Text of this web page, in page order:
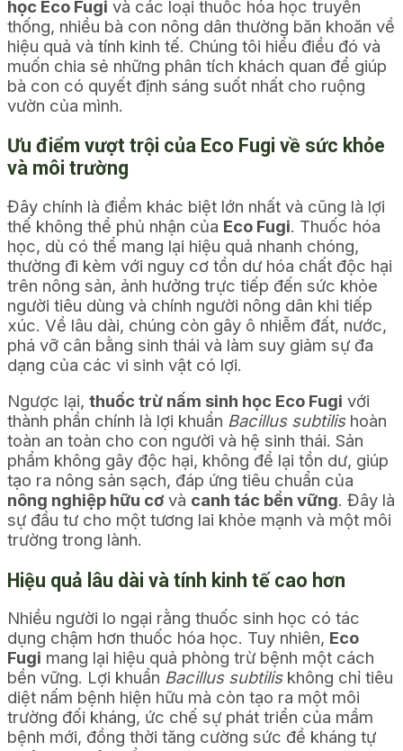
học Eco Fugi và các loại thuốc hóa học truyền
thống, nhiều bà con nông dân thường băn khoăn về
hiệu quả và tính kinh tế. Chúng tôi hiểu điều đó và
muốn chia sẻ những phân tích khách quan để giúp
bà con có quyết định sáng suốt nhất cho ruộng
vườn của mình.
Ưu điểm vượt trội của Eco Fugi về sức khỏe
và môi trường
Đây chính là điểm khác biệt lớn nhất và cũng là lợi
thế không thể phủ nhận của Eco Fugi. Thuốc hóa
học, dù có thể mang lại hiệu quả nhanh chóng,
thường đi kèm với nguy cơ tồn dư hóa chất độc hại
trên nông sản, ảnh hưởng trực tiếp đến sức khỏe
người tiêu dùng và chính người nông dân khi tiếp
xúc. Về lâu dài, chúng còn gây ô nhiễm đất, nước,
phá vỡ cân bằng sinh thái và làm suy giảm sự đa
dạng của các vi sinh vật có lợi.
Ngược lại, thuốc trừ nấm sinh học Eco Fugi với
thành phần chính là lợi khuẩn Bacillus subtilishoàn
toàn an toàn cho con người và hệ sinh thái. Sản
phẩm không gây độc hại, không để lại tồn dư, giúp
tạo ra nông sản sạch, đáp ứng tiêu chuẩn của
nông nghiệp hữu cơ và canh tác bền vững. Đây là
sự đầu tư cho một tương lai khỏe mạnh và một môi
trường trong lành.
Hiệu quả lâu dài và tính kinh tế cao hơn
Nhiều người lo ngại rằng thuốc sinh học có tác
dụng chậm hơn thuốc hóa học. Tuy nhiên, Eco
Fugi mang lại hiệu quả phòng trừ bệnh một cách
bền vững. Lợi khuẩn Bacillus subtiliskhông chỉ tiêu
diệt nấm bệnh hiện hữu mà còn tạo ra một môi
trường đối kháng, ức chế sự phát triển của mầm
bệnh mới, đồng thời tăng cường sức đề kháng tự